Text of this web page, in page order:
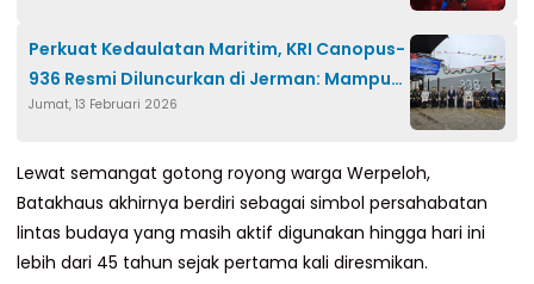
Perkuat Kedaulatan Maritim, KRI Canopus-
936 Resmi Diluncurkan di Jerman: Mampu
Tembus Palung Terdalam
Jumat, 13 Februari 2026
Lewat semangat gotong royong warga Werpeloh,
Batakhaus akhirnya berdiri sebagai simbol persahabatan
lintas budaya yang masih aktif digunakan hingga hari ini
lebih dari 45 tahun sejak pertama kali diresmikan.